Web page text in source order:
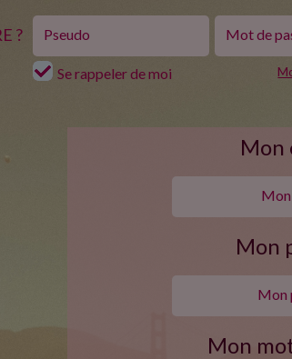
?
Se rappeler de moi
Mon
Mon
Mon